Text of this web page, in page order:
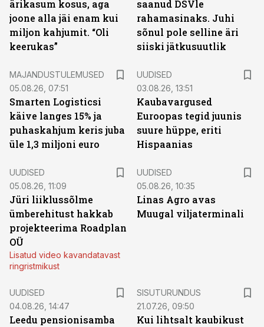
ärikasum kosus, aga
joone alla jäi enam kui
miljon kahjumit. “Oli
keerukas”
saanud DSVle
rahamasinaks. Juhi
sõnul pole selline äri
siiski jätkusuutlik
MAJANDUSTULEMUSED
05.08.26, 07:51
Smarten Logisticsi
käive langes 15% ja
puhaskahjum keris juba
üle 1,3 miljoni euro
UUDISED
03.08.26, 13:51
Kaubavargused
Euroopas tegid juunis
suure hüppe, eriti
Hispaanias
UUDISED
05.08.26, 11:09
Jüri liiklussõlme
ümberehitust hakkab
projekteerima Roadplan
OÜ
Lisatud video kavandatavast
ringristmikust
UUDISED
05.08.26, 10:35
Linas Agro avas
Muugal viljaterminali
UUDISED
04.08.26, 14:47
Leedu pensionisamba
SISUTURUNDUS
21.07.26, 09:50
Kui lihtsalt kaubikust